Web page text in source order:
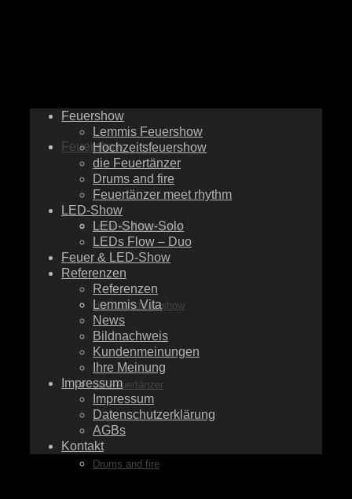
Feuershow
Lemmis Feuershow
Hochzeitsfeuershow
die Feuertänzer
Drums and fire
Feuershow
Lemmis Feuershow
Hochzeitsfeuershow
die Feuertänzer
Drums and fire
Feuertänzer meet rhythm
LED-Show
LED-Show-Solo
LEDs Flow – Duo
Feuer & LED-Show
Referenzen
Referenzen
Lemmis Vita
News
Bildnachweis
Kundenmeinungen
Ihre Meinung
Impressum
Impressum
Datenschutzerklärung
AGBs
Kontakt